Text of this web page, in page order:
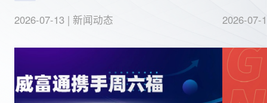
2026-07-13| 新闻动态 2026-07-